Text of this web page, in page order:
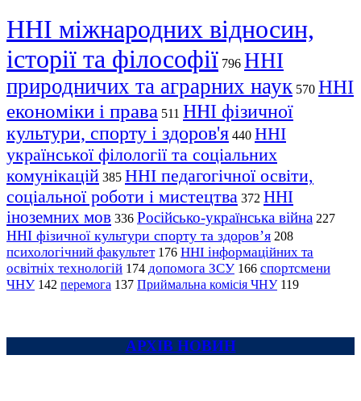
ННІ міжнародних відносин,
історії та філософії 796 ННІ
природничих та аграрних наук 570 ННІ
економіки і права 511 ННІ фізичної
культури, спорту і здоров'я 440 ННІ
української філології та соціальних
комунікацій 385 ННІ педагогічної освіти,
соціальної роботи і мистецтва 372 ННІ
іноземних мов 336 Російсько-українська війна 227
ННІ фізичної культури спорту та здоров’я 208
психологічний факультет 176 ННІ інформаційних та
освітніх технологій 174 допомога ЗСУ 166 спортсмени
ЧНУ 142 перемога 137 Приймальна комісія ЧНУ 119
АРХІВ НОВИН